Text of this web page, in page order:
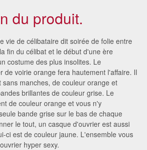
du produit.
vie de célibataire dit soirée de folie entre
fin du célibat et le début d'une ère
costume des plus insolites. Le
de voirie orange fera hautement l'affaire. Il
manches, de couleur orange et
brillantes de couleur grise. Le
de couleur orange et vous n'y
bande grise sur le bas de chaque
le tout, un casque d'ouvrier est aussi
ci est de couleur jaune. L'ensemble vous
hyper sexy.